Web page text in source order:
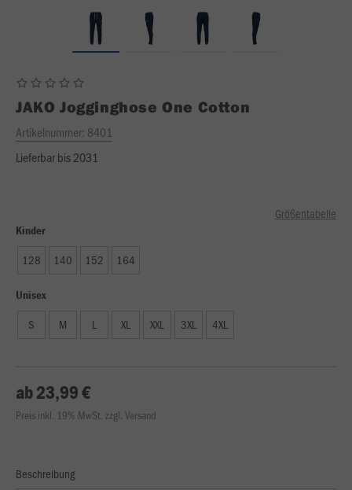
JAKO Jogginghose One Cotton
Artikelnummer: 8401
Lieferbar bis 2031
Größentabelle
Kinder
128 140 152 164
Unisex
S M L XL XXL 3XL 4XL
ab 23,99 €
Preis inkl. 19% MwSt. zzgl. Versand
Beschreibung